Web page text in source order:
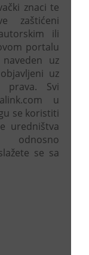
znaci te
zaštićeni
ili
portalu
uz
uz
prava. Svi
u
se koristiti
uredništva
se sa